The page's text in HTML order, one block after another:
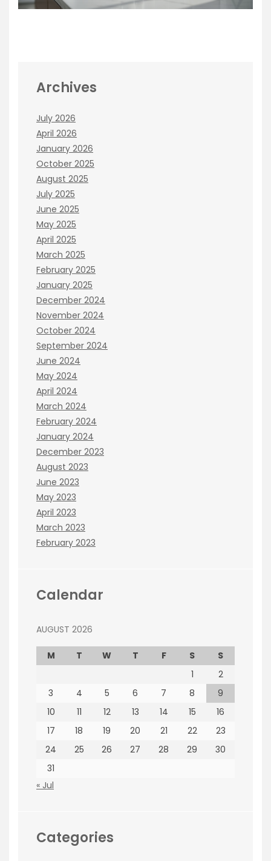
Archives
July 2026
April 2026
January 2026
October 2025
August 2025
July 2025
June 2025
May 2025
April 2025
March 2025
February 2025
January 2025
December 2024
November 2024
October 2024
September 2024
June 2024
May 2024
April 2024
March 2024
February 2024
January 2024
December 2023
August 2023
June 2023
May 2023
April 2023
March 2023
February 2023
Calendar
AUGUST 2026
M T W T F S
S
1
2
3
4 5 6 7 8
9
10
11 12 13 14 15
16
17
18 19 20 21 22
23
24
25 26 27 28 29
30
31
« Jul
Categories